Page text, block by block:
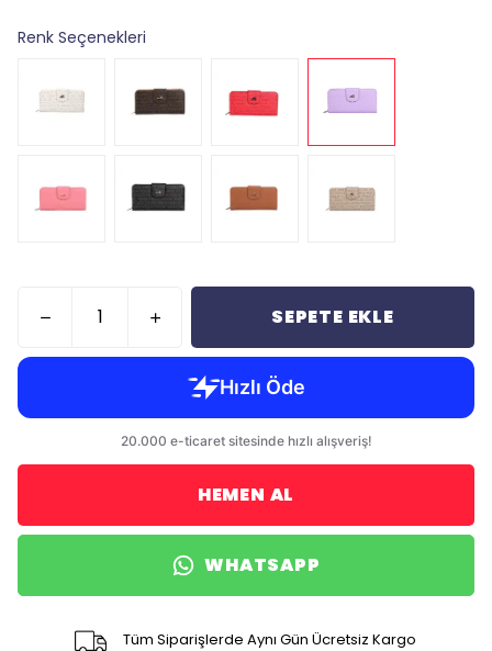
Renk Seçenekleri
SEPETE EKLE
HEMEN AL
WHATSAPP
Tüm Siparişlerde Aynı Gün Ücretsiz Kargo